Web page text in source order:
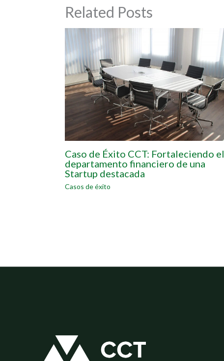
Related Posts
Caso de Éxito CCT: Fortaleciendo el
departamento financiero de una
Startup destacada
Casos de éxito